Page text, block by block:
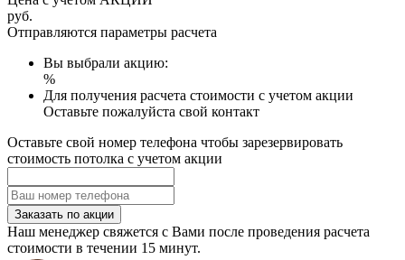
руб.
Отправляются параметры расчета
Вы выбрали акцию:
%
Для получения расчета стоимости с учетом акции
Оставьте пожалуйста свой контакт
Оставьте свой номер телефона чтобы зарезервировать
стоимость потолка с учетом акции
Заказать по акции
Наш менеджер свяжется с Вами после проведения расчета
стоимости в течении 15 минут.